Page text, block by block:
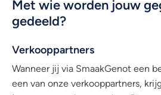
Met wie worden jouw
gedeeld?
Verkooppartners
Wanneer jij via SmaakGenot een
een van onze verkooppartners,